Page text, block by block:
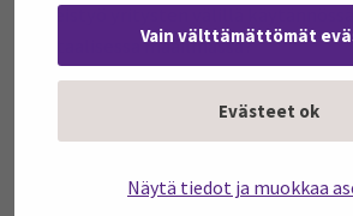
Vain välttämättömät
Evästeet ok
Näytä tiedot ja muokkaa
yhteistyö yritysten välillä käytännössä
digitaalisessa maailmassa?
Anni Rajala: No tässä erityisesti
ovat tuoneet tietynlaista
asiakasyritykseen fyysisesti paikan